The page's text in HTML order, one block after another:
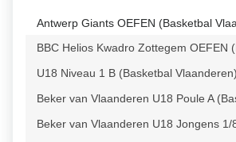
Antwerp Giants OEFEN (Basketbal
BBC Helios Kwadro Zottegem OEFEN
U18 Niveau 1 B (Basketbal Vlaanderen)
Beker van Vlaanderen U18 Poule A
Beker van Vlaanderen U18 Jongens